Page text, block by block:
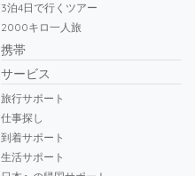
3泊4日で行くツアー
2000キロ一人旅
携帯
サービス
旅行サポート
仕事探し
到着サポート
生活サポート